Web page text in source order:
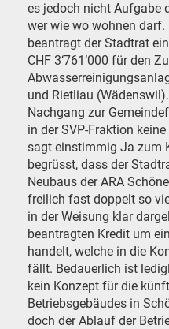
es jedoch nicht Aufgabe
wer wie wo wohnen
beantragt der Stadtrat
CHF 3‘761‘000 für den
und Rietliau
Nachgang zur
in der SVP-Fraktion
sagt einstimmig Ja zum
begrüsst, dass der
Neubaus der ARA
freilich fast doppelt so
in der Weisung klar
beantragten Kredit um
handelt, welche in die
fällt. Bedauerlich ist
kein Konzept für die
Betriebsgebäudes in
doch der Ablauf der